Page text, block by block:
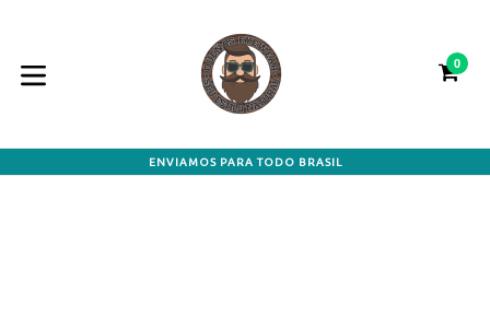
conteúdo
0
ENVIAMOS PARA TODO BRASIL